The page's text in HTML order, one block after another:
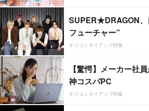
SUPER★DRAGON、
フューチャー”
オリコンタイアップ特集
【驚愕】メーカー社
神コスパPC
オリコンタイアップ特集